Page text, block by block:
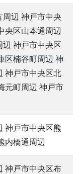
辺 神戸市中央
央区山本通周辺
神戸市中央区
区楠谷町周辺 神
神戸市中央区北
元町周辺 神戸市
神戸市中央区熊
内橋通周辺
神戸市中央区布